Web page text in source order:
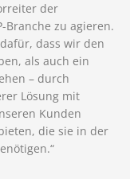
der
Branche zu agieren.
dass wir den
als auch ein
– durch
Lösung mit
Kunden
die sie in der